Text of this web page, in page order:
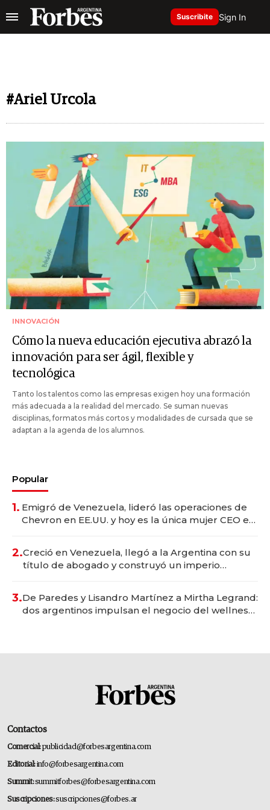
Suscribite Sign In
#Ariel Urcola
INNOVACIÓN
Cómo la nueva educación ejecutiva abrazó la
innovación para ser ágil, flexible y
tecnológica
Tanto los talentos como las empresas exigen hoy una formación
más adecuada a la realidad del mercado. Se suman nuevas
disciplinas, formatos más cortos y modalidades de cursada que se
adaptan a la agenda de los alumnos.
Popular
1. Emigró de Venezuela, lideró las operaciones de
Chevron en EE.UU. y hoy es la única mujer CEO en
2.Creció en Venezuela, llegó a la Argentina con su
título de abogado y construyó un imperio
3.De Paredes y Lisandro Martínez a Mirtha Legrand:
dos argentinos impulsan el negocio del wellness
Contactos
Comercial:publicidad@forbesargentina.com
Editorial:info@forbesargentina.com
Summit:summitforbes@forbesargentina.com
Suscripciones:suscripciones@forbes.ar